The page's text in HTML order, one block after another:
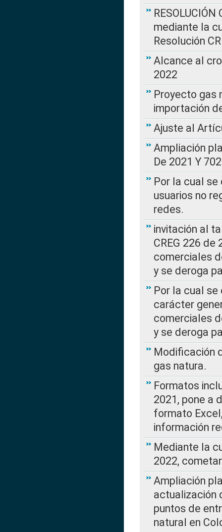
mediante la
Resolución
Alcance al
2022
Proyecto gas
importación
Ajuste al
Ampliación
De 2021 Y
Por la cual
usuarios no
redes.
invitación al
CREG 226
comerciales
y se deroga
Por la cual
carácter
comerciales
y se deroga
Modificación
gas natura.
Formatos
2021, pone a
formato
información
Mediante la
2022,
Ampliación
actualización
puntos de
natural en